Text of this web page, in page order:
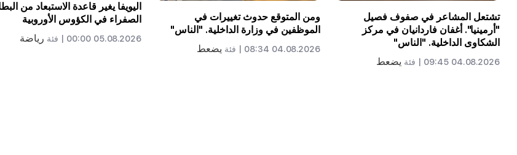
تشتعل المشاعر في صفوف فصيل
"أرمينيا". أغفان فاردانيان في مركز
الشكاوى الداخلية. "الناس"
04.08.2026 09:45 | فئة يضعط
ومن المتوقع حدوث تغييرات في
الموظفين في وزارة الداخلية. "الناس"
04.08.2026 08:34 | فئة يضعط
اليويفا يغير قاعدة الاستبعاد من
الصفراء في الكؤوس الأوروبية
05.08.2026 00:00 | فئة رياضة